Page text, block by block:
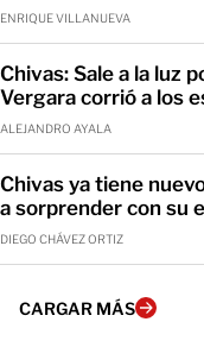
ENRIQUE VILLANUEVA
Chivas: Sale a la luz
Vergara corrió a los
ALEJANDRO AYALA
Chivas ya tiene
a sorprender con su
DIEGO CHÁVEZ ORTIZ
CARGAR MÁS